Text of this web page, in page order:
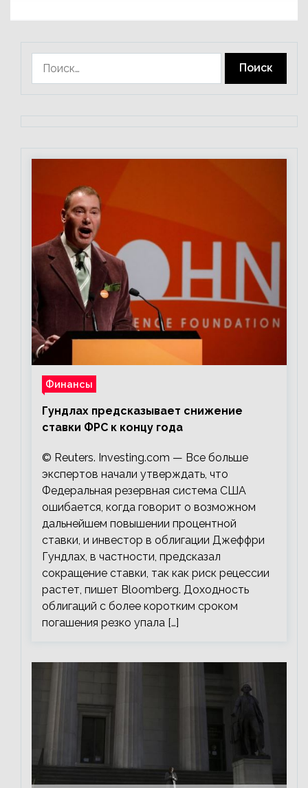
Финансы
Гундлах предсказывает снижение
ставки ФРС к концу года
© Reuters. Investing.com — Все больше
экспертов начали утверждать, что
Федеральная резервная система США
ошибается, когда говорит о возможном
дальнейшем повышении процентной
ставки, и инвестор в облигации Джеффри
Гундлах, в частности, предсказал
сокращение ставки, так как риск рецессии
растет, пишет Bloomberg. Доходность
облигаций с более коротким сроком
погашения резко упала […]